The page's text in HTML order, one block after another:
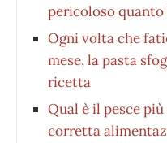
pericoloso quanto
Ogni volta che
mese, la pasta
ricetta
Qual è il pesce
corretta